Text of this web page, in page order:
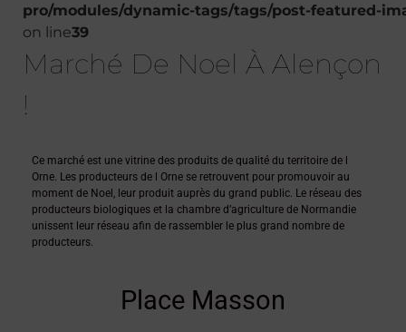
pro/modules/dynamic-tags/tags/post-featured-
on line39
Marché De Noel À Alençon
!
Ce marché est une vitrine des produits de qualité du territoire de l
Orne. Les producteurs de l Orne se retrouvent pour promouvoir au
moment de Noel, leur produit auprès du grand public. Le réseau des
producteurs biologiques et la chambre d’agriculture de Normandie
unissent leur réseau afin de rassembler le plus grand nombre de
producteurs.
Place Masson